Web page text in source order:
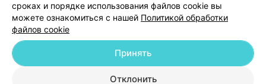
© 2026 ООО «Артокс Лаб», УНП 191700409
| 220012, Республика Беларусь,
г. Минск, улица Толбухина, 2, пом. 16 | help@103.by
сроках и порядке использования файлов cookie вы
можете ознакомиться с нашей Политикой обработки
файлов cookie
Отклонить
Принять